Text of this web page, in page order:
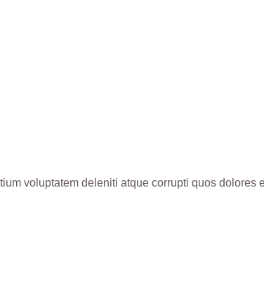
voluptatem deleniti atque corrupti quos dolores